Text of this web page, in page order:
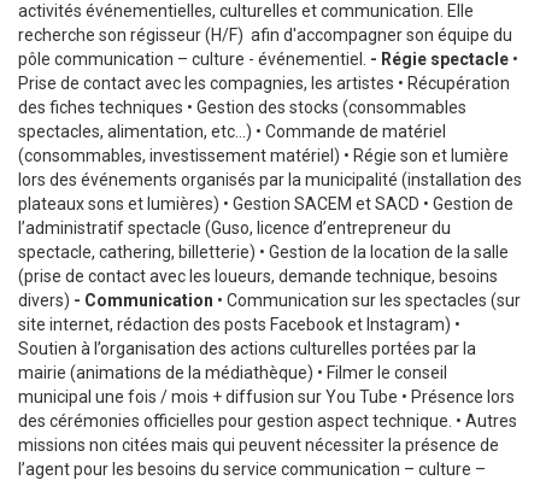
activités événementielles, culturelles et communication. Elle
recherche son régisseur (H/F) afin d'accompagner son équipe du
pôle communication – culture - événementiel. - Régie spectacle •
Prise de contact avec les compagnies, les artistes • Récupération
des fiches techniques • Gestion des stocks (consommables
spectacles, alimentation, etc…) • Commande de matériel
(consommables, investissement matériel) • Régie son et lumière
lors des événements organisés par la municipalité (installation des
plateaux sons et lumières) • Gestion SACEM et SACD • Gestion de
l’administratif spectacle (Guso, licence d’entrepreneur du
spectacle, cathering, billetterie) • Gestion de la location de la salle
(prise de contact avec les loueurs, demande technique, besoins
divers) - Communication • Communication sur les spectacles (sur
site internet, rédaction des posts Facebook et Instagram) •
Soutien à l’organisation des actions culturelles portées par la
mairie (animations de la médiathèque) • Filmer le conseil
municipal une fois / mois + diffusion sur You Tube • Présence lors
des cérémonies officielles pour gestion aspect technique. • Autres
missions non citées mais qui peuvent nécessiter la présence de
l’agent pour les besoins du service communication – culture –